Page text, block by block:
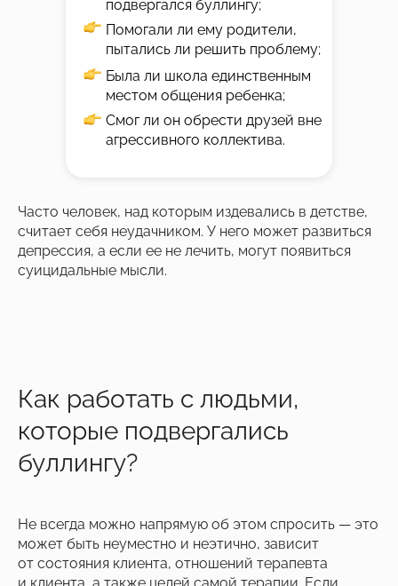
подвергался буллингу;
Помогали ли ему родители,
пытались ли решить проблему;
Была ли школа единственным
местом общения ребенка;
Смог ли он обрести друзей вне
агрессивного коллектива.
Часто человек, над которым издевались в детстве,
считает себя неудачником. У него может развиться
депрессия, а если ее не лечить, могут появиться
суицидальные мысли.
Как работать с людьми,
которые подвергались
буллингу?
Не всегда можно напрямую об этом спросить — это
может быть неуместно и неэтично, зависит
от состояния клиента, отношений терапевта